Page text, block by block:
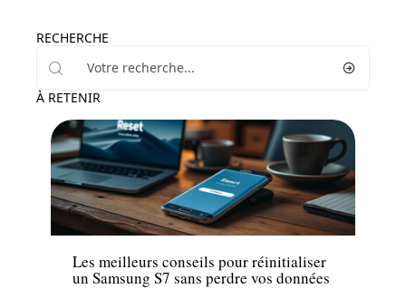
RECHERCHE
À RETENIR
Tech
Les meilleurs conseils pour réinitialiser
un Samsung S7 sans perdre vos données